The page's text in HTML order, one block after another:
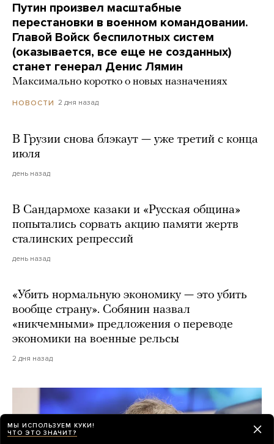
Путин произвел масштабные
перестановки в военном командовании.
Главой Войск беспилотных систем
(оказывается, все еще не созданных)
станет генерал Денис Лямин
Максимально коротко о новых назначениях
НОВОСТИ 2 дня назад
В Грузии снова блэкаут — уже третий с конца
июля
день назад
В Сандармохе казаки и «Русская община»
попытались сорвать акцию памяти жертв
сталинских репрессий
день назад
«Убить нормальную экономику — это убить
вообще страну». Собянин назвал
«никчемными» предложения о переводе
экономики на военные рельсы
2 дня назад
МЫ ИСПОЛЬЗУЕМ КУКИ!
ЧТО ЭТО ЗНАЧИТ?